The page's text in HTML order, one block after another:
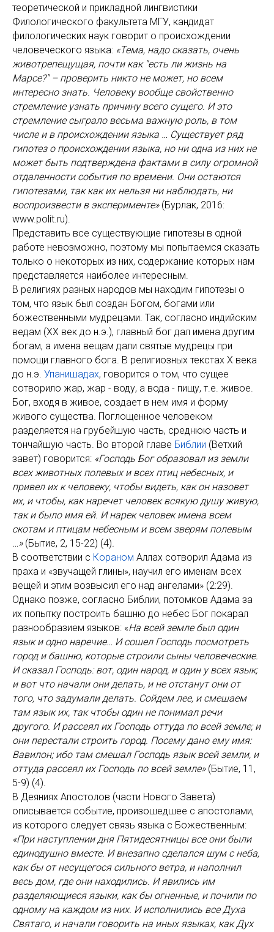
теоретической и прикладной лингвистики
Филологического факультета МГУ, кандидат
филологических наук говорит о происхождении
человеческого языка: «Тема, надо сказать, очень
животрепещущая, почти как "есть ли жизнь на
Марсе?" – проверить никто не может, но всем
интересно знать. Человеку вообще свойственно
стремление узнать причину всего сущего. И это
стремление сыграло весьма важную роль, в том
числе и в происхождении языка … Существует ряд
гипотез о происхождении языка, но ни одна из них не
может быть подтверждена фактами в силу огромной
отдаленности события по времени. Они остаются
гипотезами, так как их нельзя ни наблюдать, ни
воспроизвести в эксперименте» (Бурлак, 2016:
www.polit.ru).
Представить все существующие гипотезы в одной
работе невозможно, поэтому мы попытаемся сказать
только о некоторых из них, содержание которых нам
представляется наиболее интересным.
В религиях разных народов мы находим гипотезы о
том, что язык был создан Богом, богами или
божественными мудрецами. Так, согласно индийским
ведам (XX век до н.э.), главный бог дал имена другим
богам, а имена вещам дали святые мудрецы при
помощи главного бога. В религиозных текстах X века
до н.э. Упанишадах, говорится о том, что сущее
сотворило жар, жар - воду, а вода - пищу, т.е. живое.
Бог, входя в живое, создает в нем имя и форму
живого существа. Поглощенное человеком
разделяется на грубейшую часть, среднюю часть и
тончайшую часть. Во второй главе Библии (Ветхий
завет) говорится: «Господь Бог образовал из земли
всех животных полевых и всех птиц небесных, и
привел их к человеку, чтобы видеть, как он назовет
их, и чтобы, как наречет человек всякую душу живую,
так и было имя ей. И нарек человек имена всем
скотам и птицам небесным и всем зверям полевым
…» (Бытие, 2, 15-22) (4).
В соответствии с Кораном Аллах сотворил Адама из
праха и «звучащей глины», научил его именам всех
вещей и этим возвысил его над ангелами» (2:29).
Однако позже, согласно Библии, потомков Адама за
их попытку построить башню до небес Бог покарал
разнообразием языков: «На всей земле был один
язык и одно наречие… И сошел Господь посмотреть
город и башню, которые строили сыны человеческие.
И сказал Господь: вот, один народ, и один у всех язык;
и вот что начали они делать, и не отстанут они от
того, что задумали делать. Сойдем лее, и смешаем
там язык их, так чтобы один не понимал речи
другого. И рассеял их Господь оттуда по всей земле; и
они перестали строить город. Посему дано ему имя:
Вавилон; ибо там смешал Господь язык всей земли, и
оттуда рассеял их Господь по всей земле» (Бытие, 11,
5-9) (4).
В Деяниях Апостолов (части Нового Завета)
описывается событие, произошедшее с апостолами,
из которого следует связь языка с Божественным:
«При наступлении дня Пятидесятницы все они были
единодушно вместе. И внезапно сделался шум с неба,
как бы от несущегося сильного ветра, и наполнил
весь дом, где они находились. И явились им
разделяющиеся языки, как бы огненные, и почили по
одному на каждом из них. И исполнились все Духа
Святаго, и начали говорить на иных языках, как Дух